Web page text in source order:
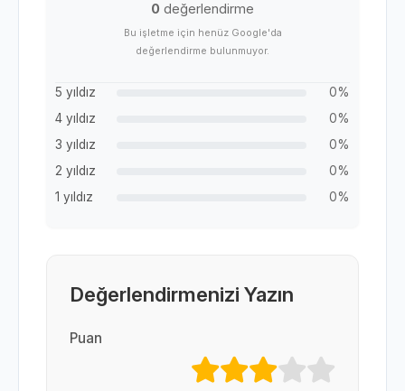
0 değerlendirme
Bu işletme için henüz Google'da
değerlendirme bulunmuyor.
5 yıldız
0%
4 yıldız
0%
3 yıldız
0%
2 yıldız
0%
1 yıldız
0%
Değerlendirmenizi Yazın
Puan